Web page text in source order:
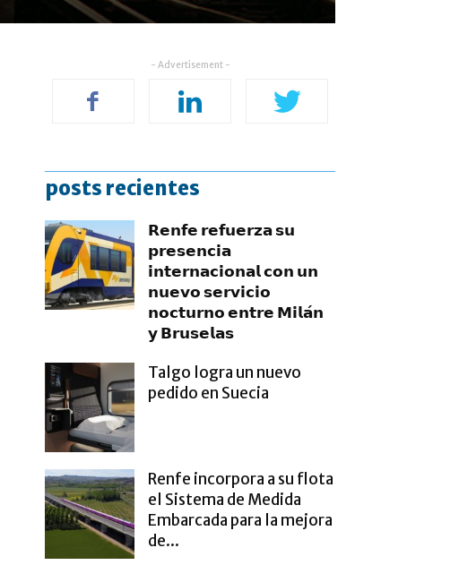
- Advertisement -
posts recientes
𝗥𝗲𝗻𝗳𝗲 𝗿𝗲𝗳𝘂𝗲𝗿𝘇𝗮 𝘀𝘂
𝗽𝗿𝗲𝘀𝗲𝗻𝗰𝗶𝗮
𝗶𝗻𝘁𝗲𝗿𝗻𝗮𝗰𝗶𝗼𝗻𝗮𝗹 𝗰𝗼𝗻 𝘂𝗻
𝗻𝘂𝗲𝘃𝗼 𝘀𝗲𝗿𝘃𝗶𝗰𝗶𝗼
𝗻𝗼𝗰𝘁𝘂𝗿𝗻𝗼 𝗲𝗻𝘁𝗿𝗲 𝗠𝗶𝗹𝗮́𝗻
𝘆 𝗕𝗿𝘂𝘀𝗲𝗹𝗮𝘀
Talgo logra un nuevo
pedido en Suecia
Renfe incorpora a su flota
el Sistema de Medida
Embarcada para la mejora
de...